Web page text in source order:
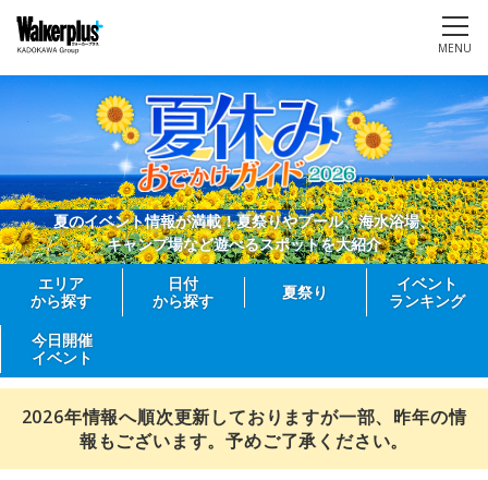
MENU
夏のイベント情報が満載！夏祭りやプール、海水浴場、
キャンプ場など遊べるスポットを大紹介
エリア
から探す
日付
から探す
夏祭り
イベント
ランキング
今日開催
イベント
2026年情報へ順次更新しておりますが一部、昨年の情
報もございます。予めご了承ください。